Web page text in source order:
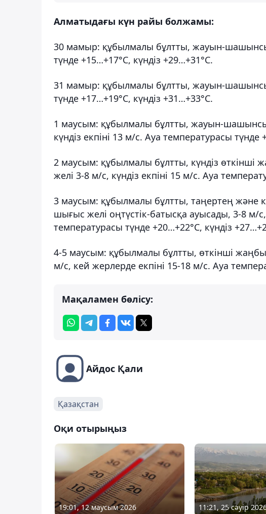
Алматыдағы күн райы болжамы:
30 мамыр: құбылмалы бұлтты, жауын-
түнде +15…+17°С, күндіз +29…+31°С.
31 мамыр: құбылмалы бұлтты, жауын-
түнде +17…+19°С, күндіз +31…+33°С.
1 маусым: құбылмалы бұлтты, жауын-
күндіз екпіні 13 м/с. Ауа температурасы
2 маусым: құбылмалы бұлтты, күндіз
желі 3-8 м/с, күндіз екпіні 15 м/с. Ауа
3 маусым: құбылмалы бұлтты, таңертең және
шығыс желі оңтүстік-батысқа ауысады, 3-8 м/
температурасы түнде +20…+22°С, күндіз
4-5 маусым: құбылмалы бұлтты, өткінші
м/с, кей жерлерде екпіні 15-18 м/с. Ауа
Мақаламен бөлісу:
Айдос Қали
Қазақстан
Оқи отырыңыз
19:01, 12 маусым 2026 11:21, 25 сәуір